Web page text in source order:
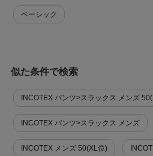
ベーシック
似た条件で検索
INCOTEX パンツ>スラックス メンズ
INCOTEX パンツ>スラックス メンズ
INCOTEX メンズ 50(XL位)